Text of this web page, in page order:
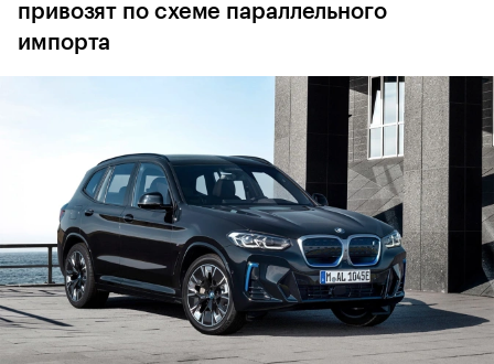
привозят по схеме параллельного
импорта